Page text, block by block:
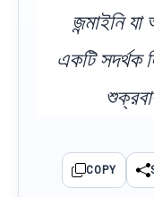
জন্মাইনি
একটি সদর্থক
COPY